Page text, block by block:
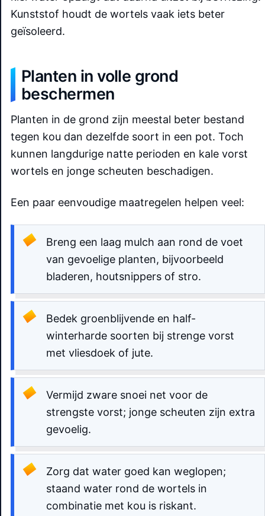
Kunststof houdt de wortels vaak iets beter
geïsoleerd.
Planten in volle grond
beschermen
Planten in de grond zijn meestal beter bestand
tegen kou dan dezelfde soort in een pot. Toch
kunnen langdurige natte perioden en kale vorst
wortels en jonge scheuten beschadigen.
Een paar eenvoudige maatregelen helpen veel:
Breng een laag mulch aan rond de voet
van gevoelige planten, bijvoorbeeld
bladeren, houtsnippers of stro.
Bedek groenblijvende en half-
winterharde soorten bij strenge vorst
met vliesdoek of jute.
Vermijd zware snoei net voor de
strengste vorst; jonge scheuten zijn extra
gevoelig.
Zorg dat water goed kan weglopen;
staand water rond de wortels in
combinatie met kou is riskant.